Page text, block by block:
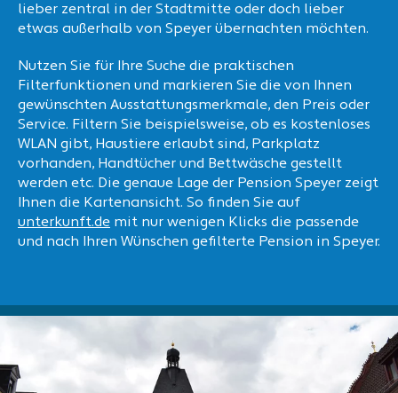
lieber zentral in der Stadtmitte oder doch lieber
etwas außerhalb von Speyer übernachten möchten.
Nutzen Sie für Ihre Suche die praktischen
Filterfunktionen und markieren Sie die von Ihnen
gewünschten Ausstattungsmerkmale, den Preis oder
Service. Filtern Sie beispielsweise, ob es kostenloses
WLAN gibt, Haustiere erlaubt sind, Parkplatz
vorhanden, Handtücher und Bettwäsche gestellt
werden etc. Die genaue Lage der Pension Speyer zeigt
Ihnen die Kartenansicht. So finden Sie auf
unterkunft.de mit nur wenigen Klicks die passende
und nach Ihren Wünschen gefilterte Pension in Speyer.